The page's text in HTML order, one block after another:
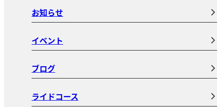
お知らせ
イベント
ブログ
ライドコース